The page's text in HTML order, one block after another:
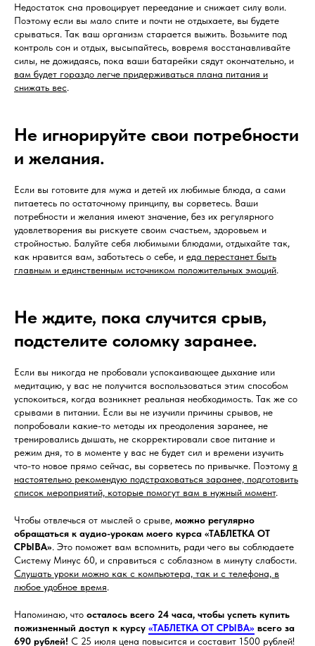
Недостаток сна провоцирует переедание и снижает силу воли.
Поэтому если вы мало спите и почти не отдыхаете, вы будете
срываться. Так ваш организм старается выжить. Возьмите под
контроль сон и отдых, высыпайтесь, вовремя восстанавливайте
силы, не дожидаясь, пока ваши батарейки сядут окончательно, и
вам будет гораздо легче придерживаться плана питания и
снижать вес.
Не игнорируйте свои потребности
и желания.
Если вы готовите для мужа и детей их любимые блюда, а сами
питаетесь по остаточному принципу, вы сорветесь. Ваши
потребности и желания имеют значение, без их регулярного
удовлетворения вы рискуете своим счастьем, здоровьем и
стройностью. Балуйте себя любимыми блюдами, отдыхайте так,
как нравится вам, заботьтесь о себе, и еда перестанет быть
главным и единственным источником положительных эмоций.
Не ждите, пока случится срыв,
подстелите соломку заранее.
Если вы никогда не пробовали успокаивающее дыхание или
медитацию, у вас не получится воспользоваться этим способом
успокоиться, когда возникнет реальная необходимость. Так же со
срывами в питании. Если вы не изучили причины срывов, не
попробовали какие-то методы их преодоления заранее, не
тренировались дышать, не скорректировали свое питание и
режим дня, то в моменте у вас не будет сил и времени изучить
что-то новое прямо сейчас, вы сорветесь по привычке. Поэтому я
настоятельно рекомендую подстраховаться заранее, подготовить
список мероприятий, которые помогут вам в нужный момент.
Чтобы отвлечься от мыслей о срыве, можно регулярно
обращаться к аудио-урокам моего курса «ТАБЛЕТКА ОТ
СРЫВА». Это поможет вам вспомнить, ради чего вы соблюдаете
Систему Минус 60, и справиться с соблазном в минуту слабости.
Слушать уроки можно как с компьютера, так и с телефона, в
любое удобное время.
Напоминаю, что осталось всего 24 часа, чтобы успеть купить
пожизненный доступ к курсу «ТАБЛЕТКА ОТ СРЫВА» всего за
690 рублей! С 25 июля цена повысится и составит 1500 рублей!